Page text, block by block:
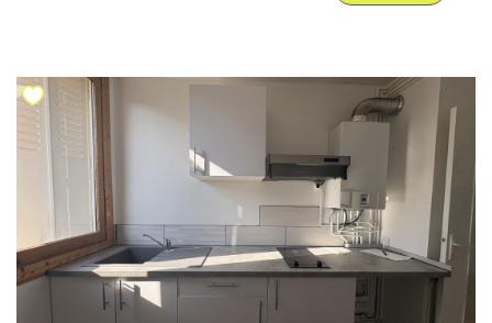
informations sur les risques auxquels ce bien est exposé